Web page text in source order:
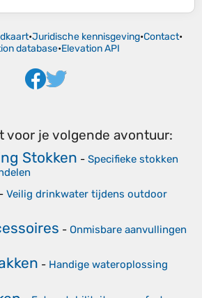
•Juridische kennisgeving•Contact•
database•Elevation API
voor je volgende avontuur:
Stokken - Specifieke stokken
- Veilig drinkwater tijdens outdoor
- Onmisbare aanvullingen
- Handige wateroplossing